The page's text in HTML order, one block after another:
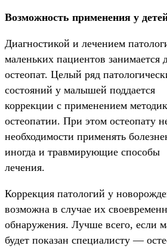
Возможность применения у
Диагностикой и лечением
маленьких пациентов занимается
остеопат. Целый ряд
состояний у малышей поддается
коррекции с применением методик
остеопатии. При этом остеопату
необходимости применять
иногда и травмирующие способы
лечения.
Коррекция патологий у
возможна в случае их
обнаружения. Лучше всего, если
будет показан специалисту —